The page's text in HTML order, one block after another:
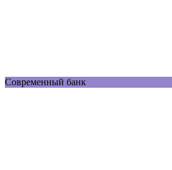
Современный банк